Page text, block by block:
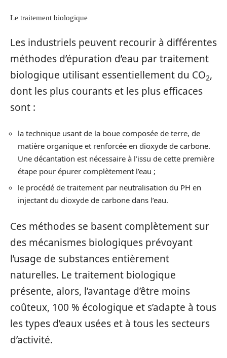
Le traitement biologique
Les industriels peuvent recourir à différentes
méthodes d’épuration d’eau par traitement
biologique utilisant essentiellement du CO2,
dont les plus courants et les plus efficaces
sont :
la technique usant de la boue composée de terre, de
matière organique et renforcée en dioxyde de carbone.
Une décantation est nécessaire à l’issu de cette première
étape pour épurer complètement l’eau ;
le procédé de traitement par neutralisation du PH en
injectant du dioxyde de carbone dans l’eau.
Ces méthodes se basent complètement sur
des mécanismes biologiques prévoyant
l’usage de substances entièrement
naturelles. Le traitement biologique
présente, alors, l’avantage d’être moins
coûteux, 100 % écologique et s’adapte à tous
les types d’eaux usées et à tous les secteurs
d’activité.